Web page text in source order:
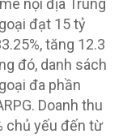
nội địa Trung
đạt 15 tỷ
tăng 12.3
đó, danh sách
đa phần
Doanh thu
chủ yếu đến từ